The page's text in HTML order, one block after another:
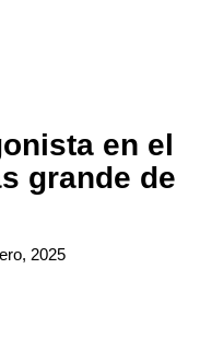
en el
grande de
2025